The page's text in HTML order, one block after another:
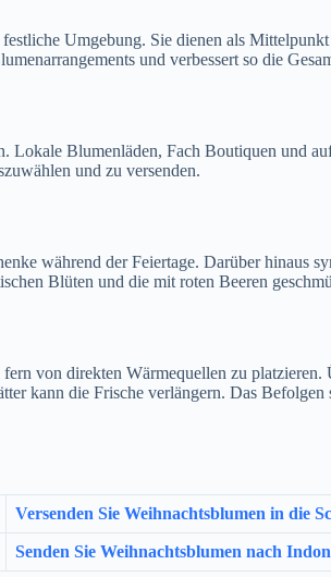
Umgebung. Sie dienen als
und verbessert so die
Blumenläden, Fach Boutiquen und
und zu versenden.
während der Feiertage. Darüber hinaus
Blüten und die mit roten Beeren
von direkten Wärmequellen zu platzieren.
kann die Frische verlängern. Das
Versenden Sie Weihnachtsblumen in die
Senden Sie Weihnachtsblumen nach